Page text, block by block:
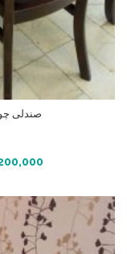
صندلی